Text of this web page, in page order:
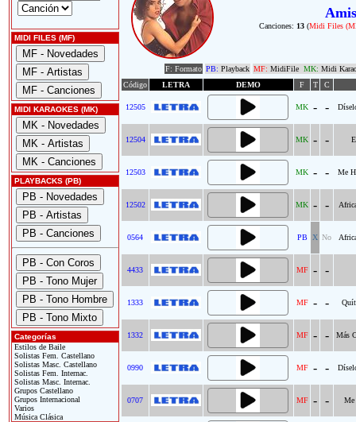
MIDI FILES (MF)
MIDI KARAOKES (MK)
PLAYBACKS (PB)
Categorías
Estilos de Baile
Solistas Fem. Castellano
Solistas Masc. Castellano
Solistas Fem. Internac.
Solistas Masc. Internac.
Grupos Castellano
Grupos Internacional
Varios
Música Clásica
Canciones: 13(Midi Files
F: Formato PB: Playback MF: MidiFile MK: Midi
Código
LETRA DEMO F T C
12505 MK - -
12504 MK - -
12503 MK - - Me
12502 MK - -
0564 PB X No
4433 MF - -
1333 MF - -
1332 MF - - Más
0990 MF - -
0707 MF - - Me